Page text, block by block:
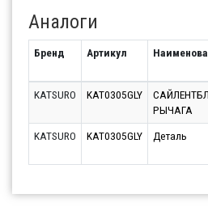
Аналоги
Бренд Артикул
KATSURO KAT0305GLY
РЫЧАГА
KATSURO KAT0305GLY Деталь